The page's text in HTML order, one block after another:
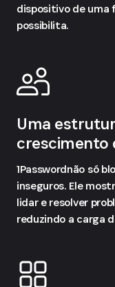
dispositivo de uma
possibilita.
Uma
crescimento
1Passwordnão só
inseguros. Ele
lidar e resolver
reduzindo a carga